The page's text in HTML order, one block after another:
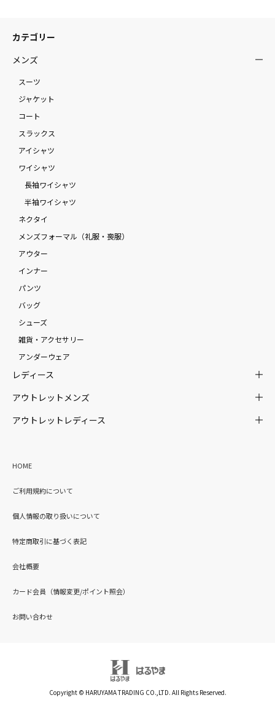
カテゴリー
メンズ
スーツ
ジャケット
コート
スラックス
アイシャツ
ワイシャツ
長袖ワイシャツ
半袖ワイシャツ
ネクタイ
メンズフォーマル（礼服・喪服）
アウター
インナー
パンツ
バッグ
シューズ
雑貨・アクセサリー
アンダーウェア
レディース
アウトレットメンズ
アウトレットレディース
HOME
ご利用規約について
個人情報の取り扱いについて
特定商取引に基づく表記
会社概要
カード会員（情報変更/ポイント照会）
お問い合わせ
Copyright © HARUYAMA TRADING CO.,LTD. All Rights Reserved.